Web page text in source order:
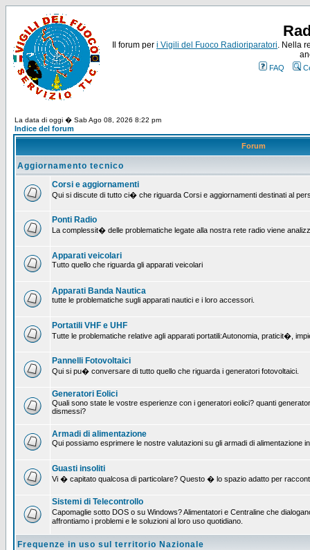
Il forum per i Vigili del Fuoco Radioriparatori. Nella
FAQ
La data di oggi � Sab Ago 08, 2026 8:22 pm
Indice del forum
Forum
Aggiornamento tecnico
Corsi e aggiornamenti
Qui si discute di tutto ci� che riguarda Corsi e aggiornamenti destinati al
Ponti Radio
La complessit� delle problematiche legate alla nostra rete radio viene
Apparati veicolari
Tutto quello che riguarda gli apparati veicolari
Apparati Banda Nautica
tutte le problematiche sugli apparati nautici e i loro accessori.
Portatili VHF e UHF
Tutte le problematiche relative agli apparati portatili:Autonomia, praticit�,
Pannelli Fotovoltaici
Qui si pu� conversare di tutto quello che riguarda i generatori fotovoltaici.
Generatori Eolici
Quali sono state le vostre esperienze con i generatori eolici? quanti
dismessi?
Armadi di alimentazione
Qui possiamo esprimere le nostre valutazioni su gli armadi di alimentazione
Guasti insoliti
Vi � capitato qualcosa di particolare? Questo � lo spazio adatto per
Sistemi di Telecontrollo
Capomaglie sotto DOS o su Windows? Alimentatori e Centraline che
affrontiamo i problemi e le soluzioni al loro uso quotidiano.
Frequenze in uso sul territorio Nazionale